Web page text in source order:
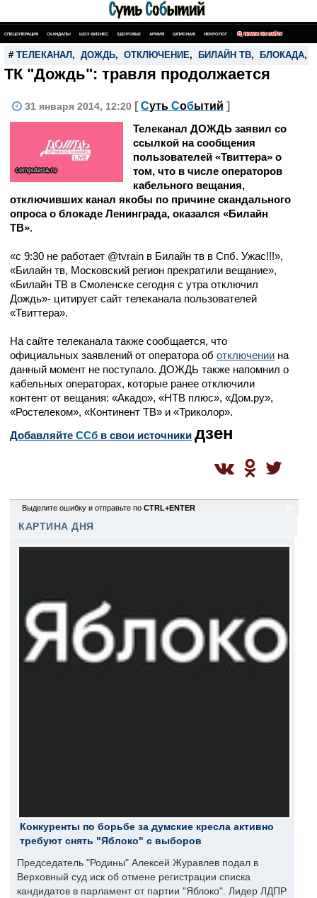
СПЕЦОПЕРАЦИЯ СКАНДАЛЫ ШОУ-БИЗНЕС ЗДОРОВЬЕ АРМИЯ ШПИОНАЖ НЕКРОЛОГ ПОИСК ПО САЙТУ
# ТЕЛЕКАНАЛ , ДОЖДЬ, ОТКЛЮЧЕНИЕ, БИЛАЙН ТВ, БЛОКАДА,
ТК "Дождь": травля продолжается
31 января 2014, 12:20 [ Суть Событий ]
computerra.ru
Телеканал ДОЖДЬ заявил со
ссылкой на сообщения
пользователей «Твиттера» о
том, что в числе операторов
кабельного вещания,
отключивших канал якобы по причине скандального
опроса о блокаде Ленинграда, оказался «Билайн
ТВ».
«с 9:30 не работает @tvrain в Билайн тв в Спб. Ужас!!!»,
«Билайн тв, Московский регион прекратили вещание»,
«Билайн ТВ в Смоленске сегодня с утра отключил
Дождь»- цитирует сайт телеканала пользователей
«Твиттера».
На сайте телеканала также сообщается, что
официальных заявлений от оператора об отключении на
данный момент не поступало. ДОЖДЬ также напомнил о
кабельных операторах, которые ранее отключили
контент от вещания: «Акадо», «НТВ плюс», «Дом.ру»,
«Ростелеком», «Континент ТВ» и «Триколор».
Добавляйте CСб в свои источники дзен
Выделите ошибку и отправьте по CTRL+ENTER
КАРТИНА ДНЯ
Конкуренты по борьбе за думские кресла активно
требуют снять "Яблоко" с выборов
Председатель "Родины" Алексей Журавлев подал в
Верховный суд иск об отмене регистрации списка
кандидатов в парламент от партии "Яблоко". Лидер ЛДПР